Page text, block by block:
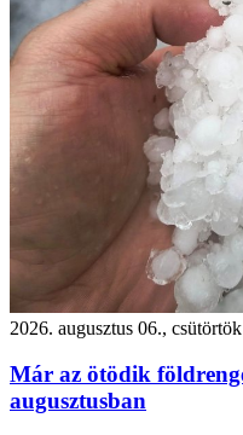
2026. augusztus 06., csütörtök
Már az ötödik
augusztusban